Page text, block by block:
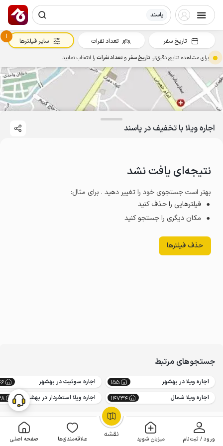
پاسند
نقشه ورود / ثبت‌نام میزبان شوید علاقه‌مندی‌ها صفحه اصلی
OpenStreetMap
اجاره ویلا با تخفیف در پاسند
نتیجه‌ای یافت نشد
بهتر است جستجوی خود را تغییر دهید . برای مثال:
فیلترهایی را حذف کنید
مکان دیگری را جستجو کنید
حذف فیلترها
جستجوهای مرتبط
اجاره ویلا در بهشهر 155 اجاره سوئیت در بهشهر
اجاره ویلا شمال
14734 اجاره ویلا استخردار در بهشهر
تاریخ سفر تعداد نفرات
1
سایر فیلترها
برای مشاهده نتایج دقیق‌تر، تاریخ سفرو تعداد نفراترا انتخاب نمایید